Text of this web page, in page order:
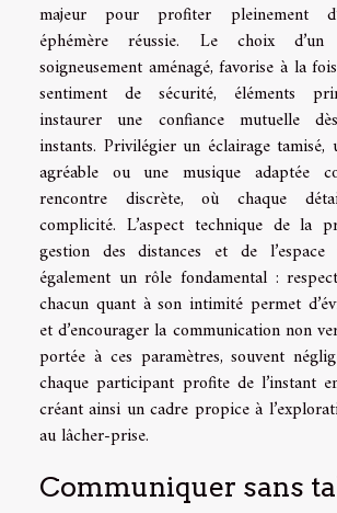
majeur pour profiter pleinement
éphémère réussie. Le choix d’un
soigneusement aménagé, favorise à la
sentiment de sécurité, éléments
instaurer une confiance mutuelle
instants. Privilégier un éclairage tamisé,
agréable ou une musique adaptée
rencontre discrète, où chaque
complicité. L’aspect technique de la
gestion des distances et de l’espace
également un rôle fondamental :
chacun quant à son intimité permet
et d’encourager la communication non
portée à ces paramètres, souvent
chaque participant profite de l’instant
créant ainsi un cadre propice à
au lâcher-prise.
Communiquer sans